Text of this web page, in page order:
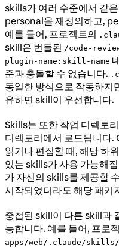
skills가 여러 수준에서 같
personal을 재정의하고,
예를 들어, 프로젝트의
skill은 번들된 /code-
plugin-name:skill-name
준과 충돌할 수 없습니다.
동일한 방식으로 작동하지
유하면 skill이 우선합니다.
Skills는 또한 작업 디렉토
디렉토리에서 로드됩니다.
읽거나 편집할 때, 해당 하
있는 skills가 사용 가능해
가 자신의 skills를 제공할
시작되었더라도 해당 패키
중첩된 skill이 다른 skill과
능합니다. 예를 들어, 프로
apps/web/.claude/skills/